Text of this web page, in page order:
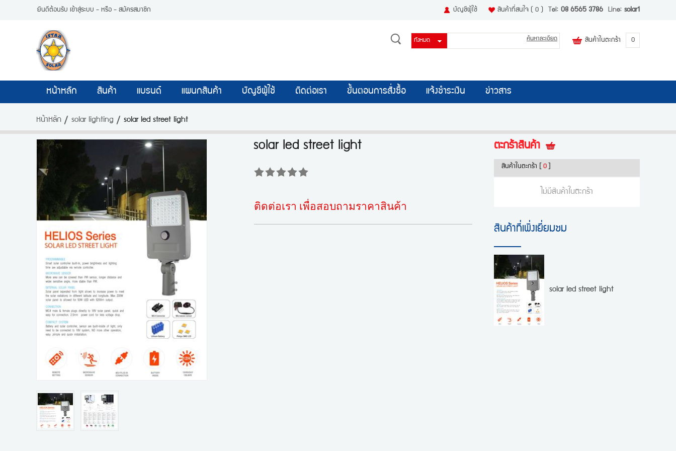
ยินดีต้อนรับ เข้าสู่ระบบ - หรือ - สมัครสมาชิก Tel: 08 6565 3786 Line: solar1
สินค้าที่สนใจ ( 0 )
บัญชีผู้ใช้
สินค้าในตะกร้า 0
ค้นหาละเอียด
หน้าหลัก สินค้า แบรนด์ แผนกสินค้า บัญชีผู้ใช้ ติดต่อเรา ขั้นตอนการสั่งซื้อ แจ้งชำระเงิน ข่าวสาร
หน้าหลัก solar lighting solar led street light
solar led street light
ติดต่อเรา เพื่อสอบถามราคาสินค้า
ตะกร้าสินค้า
สินค้าในตะกร้า 0
ไม่มีสินค้าในตะกร้า
สินค้าที่เพิ่งเยี่ยมชม
solar led street light